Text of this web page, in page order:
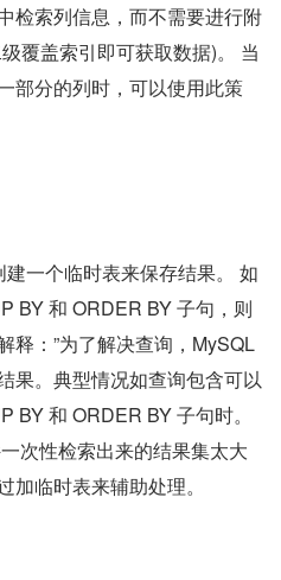
检索列信息，而不需要进行附
覆盖索引即可获取数据)。 当
部分的列时，可以使用此策
一个临时表来保存结果。 如
BY 和 ORDER BY 子句，则
释：”为了解决查询，MySQL
果。典型情况如查询包含可以
BY 和 ORDER BY 子句时。
次性检索出来的结果集太大
临时表来辅助处理。